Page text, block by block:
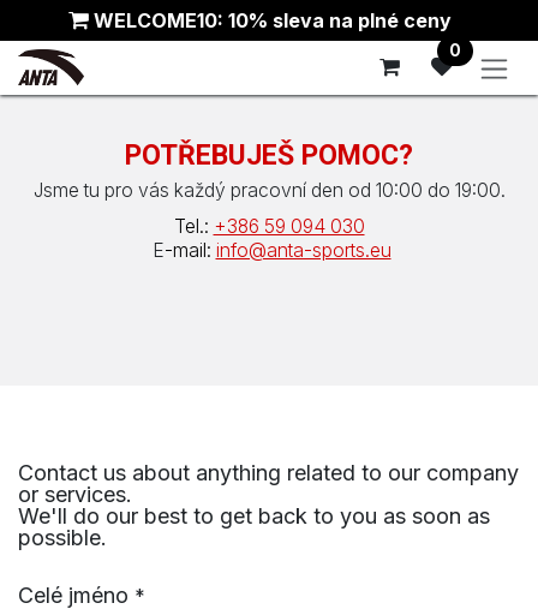
Skip to ContentWELCOME10: 10% sleva na plné ceny
0
POTŘEBUJEŠ POMOC?
Jsme tu pro vás každý pracovní den od 10:00 do 19:00.
Tel.: +386 59 094 030
E-mail: info@anta-sports.eu
Contact us about anything related to our company
or services.
We'll do our best to get back to you as soon as
possible.
Celé jméno *